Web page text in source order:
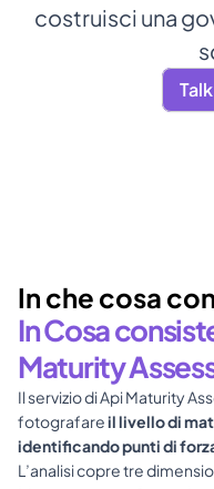
costruisci una
In che cosa
In Cosa
Maturity
Il servizio di Api Maturity
fotografare il livello di
identificando punti di
L’analisi copre tre